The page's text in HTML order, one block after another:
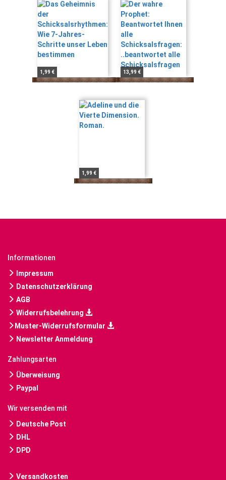
1,99 € 13,99 €
1,99 €
Informationen
Impressum
Datenschutzerklärung
AGB
Widerrufsbelehrung
Muster-Widerrufsformular
Newsletter Anmeldung
Zahlungsarten
Überweisung
Paypal
Wir versenden mit
Deutsche Post
DHL
DPD
Versandkosten